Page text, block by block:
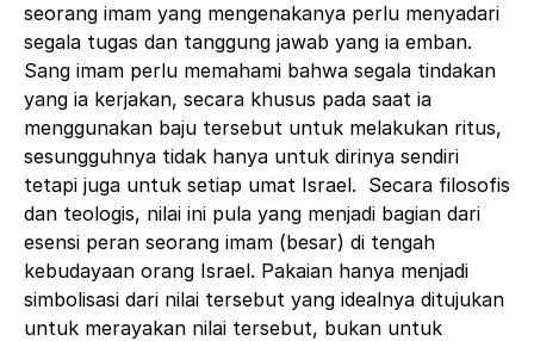
seorang imam yang mengenakanya perlu menyadari
segala tugas dan tanggung jawab yang ia emban.
Sang imam perlu memahami bahwa segala tindakan
yang ia kerjakan, secara khusus pada saat ia
menggunakan baju tersebut untuk melakukan ritus,
sesungguhnya tidak hanya untuk dirinya sendiri
tetapi juga untuk setiap umat Israel. Secara filosofis
dan teologis, nilai ini pula yang menjadi bagian dari
esensi peran seorang imam (besar) di tengah
kebudayaan orang Israel. Pakaian hanya menjadi
simbolisasi dari nilai tersebut yang idealnya ditujukan
untuk merayakan nilai tersebut, bukan untuk